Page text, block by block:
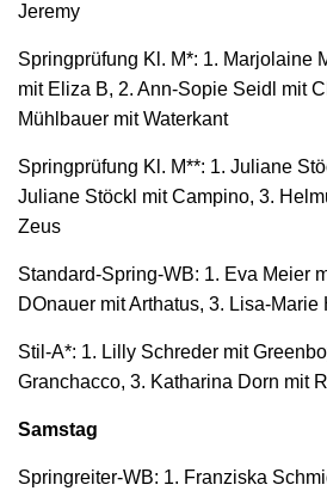
Jeremy
Springprüfung Kl. M*: 1. Marjolaine
mit Eliza B, 2. Ann-Sopie Seidl mit
Mühlbauer mit Waterkant
Springprüfung Kl. M**: 1. Juliane
Juliane Stöckl mit Campino, 3.
Zeus
Standard-Spring-WB: 1. Eva Meier
DOnauer mit Arthatus, 3. Lisa-
Stil-A*: 1. Lilly Schreder mit
Granchacco, 3. Katharina Dorn mit
Samstag
Springreiter-WB: 1. Franziska